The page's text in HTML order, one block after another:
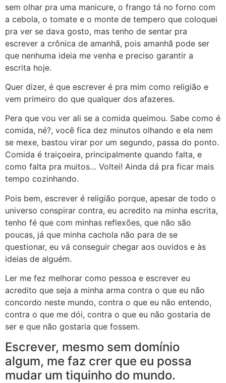
sem olhar pra uma manicure, o frango tá no forno com
a cebola, o tomate e o monte de tempero que coloquei
pra ver se dava gosto, mas tenho de sentar pra
escrever a crônica de amanhã, pois amanhã pode ser
que nenhuma ideia me venha e preciso garantir a
escrita hoje.
Quer dizer, é que escrever é pra mim como religião e
vem primeiro do que qualquer dos afazeres.
Pera que vou ver ali se a comida queimou. Sabe como é
comida, né?, você fica dez minutos olhando e ela nem
se mexe, bastou virar por um segundo, passa do ponto.
Comida é traiçoeira, principalmente quando falta, e
como falta pra muitos… Voltei! Ainda dá pra ficar mais
tempo cozinhando.
Pois bem, escrever é religião porque, apesar de todo o
universo conspirar contra, eu acredito na minha escrita,
tenho fé que com minhas reflexões, que não são
poucas, já que minha cachola não para de se
questionar, eu vá conseguir chegar aos ouvidos e às
ideias de alguém.
Ler me fez melhorar como pessoa e escrever eu
acredito que seja a minha arma contra o que eu não
concordo neste mundo, contra o que eu não entendo,
contra o que me dói, contra o que eu não gostaria de
ser e que não gostaria que fossem.
Escrever, mesmo sem domínio
algum, me faz crer que eu possa
mudar um tiquinho do mundo.